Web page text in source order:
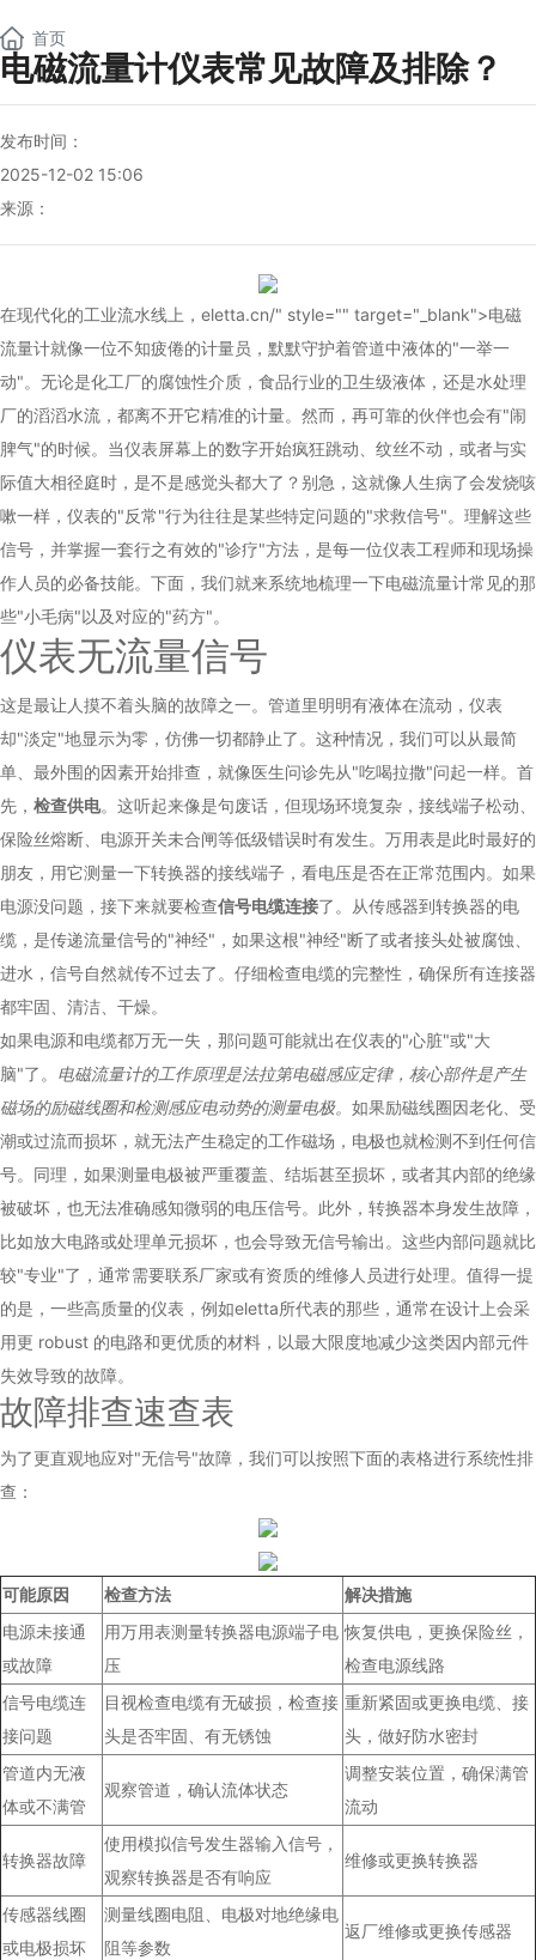
首页
电磁流量计仪表常见故障及排除？
发布时间：
2025-12-02 15:06
来源：
在现代化的工业流水线上， eletta.cn/" style="" target="_blank">电磁
流量计就像一位不知疲倦的计量员，默默守护着管道中液体的"一举一
动"。无论是化工厂的腐蚀性介质，食品行业的卫生级液体，还是水处理
厂的滔滔水流，都离不开它精准的计量。然而，再可靠的伙伴也会有"闹
脾气"的时候。当仪表屏幕上的数字开始疯狂跳动、纹丝不动，或者与实
际值大相径庭时，是不是感觉头都大了？别急，这就像人生病了会发烧咳
嗽一样，仪表的"反常"行为往往是某些特定问题的"求救信号"。理解这些
信号，并掌握一套行之有效的"诊疗"方法，是每一位仪表工程师和现场操
作人员的必备技能。下面，我们就来系统地梳理一下电磁流量计常见的那
些"小毛病"以及对应的"药方"。
仪表无流量信号
这是最让人摸不着头脑的故障之一。管道里明明有液体在流动，仪表
却"淡定"地显示为零，仿佛一切都静止了。这种情况，我们可以从最简
单、最外围的因素开始排查，就像医生问诊先从"吃喝拉撒"问起一样。首
先， 检查供电。这听起来像是句废话，但现场环境复杂，接线端子松动、
保险丝熔断、电源开关未合闸等低级错误时有发生。万用表是此时最好的
朋友，用它测量一下转换器的接线端子，看电压是否在正常范围内。如果
电源没问题，接下来就要检查信号电缆连接了。从传感器到转换器的电
缆，是传递流量信号的"神经"，如果这根"神经"断了或者接头处被腐蚀、
进水，信号自然就传不过去了。仔细检查电缆的完整性，确保所有连接器
都牢固、清洁、干燥。
如果电源和电缆都万无一失，那问题可能就出在仪表的"心脏"或"大
脑"了。 电磁流量计的工作原理是法拉第电磁感应定律，核心部件是产生
磁场的励磁线圈和检测感应电动势的测量电极。 如果励磁线圈因老化、受
潮或过流而损坏，就无法产生稳定的工作磁场，电极也就检测不到任何信
号。同理，如果测量电极被严重覆盖、结垢甚至损坏，或者其内部的绝缘
被破坏，也无法准确感知微弱的电压信号。此外，转换器本身发生故障，
比如放大电路或处理单元损坏，也会导致无信号输出。这些内部问题就比
较"专业"了，通常需要联系厂家或有资质的维修人员进行处理。值得一提
的是，一些高质量的仪表，例如eletta所代表的那些，通常在设计上会采
用更 robust 的电路和更优质的材料，以最大限度地减少这类因内部元件
失效导致的故障。
故障排查速查表
为了更直观地应对"无信号"故障，我们可以按照下面的表格进行系统性排
查：
可能原因 检查方法
解决措施
电源未接通
或故障
用万用表测量转换器电源端子电
压
恢复供电，更换保险丝，
检查电源线路
信号电缆连
接问题
目视检查电缆有无破损，检查接
头是否牢固、有无锈蚀
重新紧固或更换电缆、接
头，做好防水密封
管道内无液
体或不满管
观察管道，确认流体状态
调整安装位置，确保满管
流动
转换器故障
使用模拟信号发生器输入信号，
观察转换器是否有响应
维修或更换转换器
传感器线圈
或电极损坏
测量线圈电阻、电极对地绝缘电
阻等参数
返厂维修或更换传感器